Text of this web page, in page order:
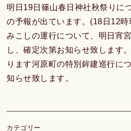
明日19日篠山春日神社秋祭りに
の予報が出ています。(18日12
みこしの運行について、明日宵
し、確定次第お知らせ致します
ります河原町の特別鉾建巡行に
知らせ致します。
カテゴリー